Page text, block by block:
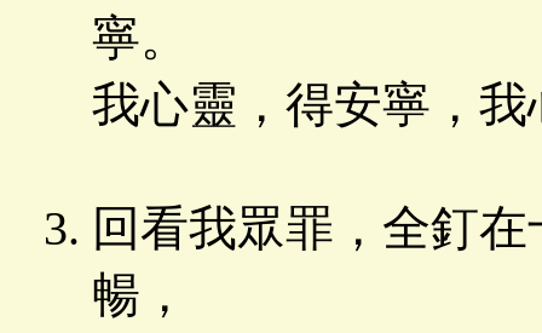
寧。
我心靈，得安寧，
回看我眾罪，全釘
暢，